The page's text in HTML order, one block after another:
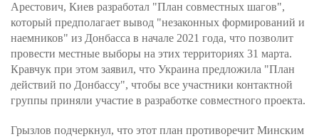
Арестович, Киев разработал "План совместных шагов",
который предполагает вывод "незаконных формирований и
наемников" из Донбасса в начале 2021 года, что позволит
провести местные выборы на этих территориях 31 марта.
Кравчук при этом заявил, что Украина предложила "План
действий по Донбассу", чтобы все участники контактной
группы приняли участие в разработке совместного проекта.
Грызлов подчеркнул, что этот план противоречит Минским